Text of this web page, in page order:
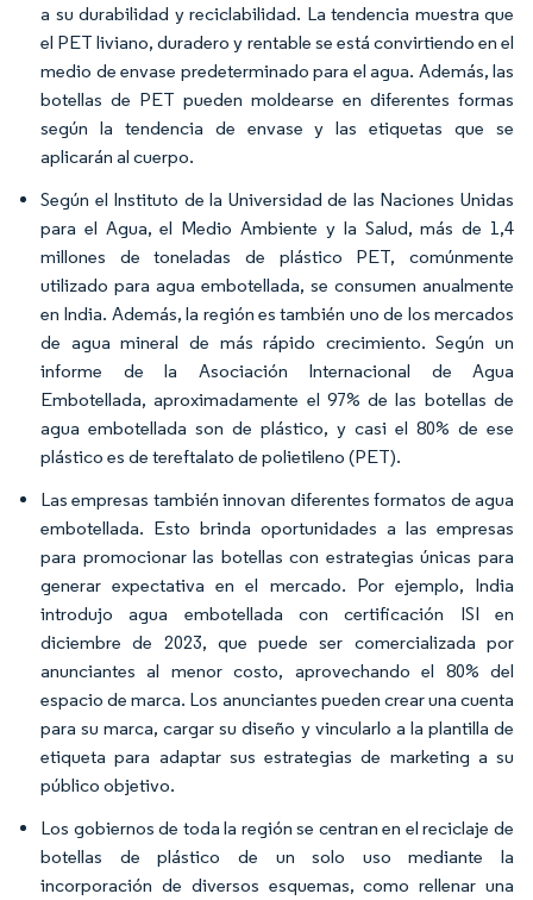
a su durabilidad y reciclabilidad. La tendencia muestra que
el PET liviano, duradero y rentable se está convirtiendo en el
medio de envase predeterminado para el agua. Además, las
botellas de PET pueden moldearse en diferentes formas
según la tendencia de envase y las etiquetas que se
aplicarán al cuerpo.
Según el Instituto de la Universidad de las Naciones Unidas
para el Agua, el Medio Ambiente y la Salud, más de 1,4
millones de toneladas de plástico PET, comúnmente
utilizado para agua embotellada, se consumen anualmente
en India. Además, la región es también uno de los mercados
de agua mineral de más rápido crecimiento. Según un
informe de la Asociación Internacional de Agua
Embotellada, aproximadamente el 97% de las botellas de
agua embotellada son de plástico, y casi el 80% de ese
plástico es de tereftalato de polietileno (PET).
Las empresas también innovan diferentes formatos de agua
embotellada. Esto brinda oportunidades a las empresas
para promocionar las botellas con estrategias únicas para
generar expectativa en el mercado. Por ejemplo, India
introdujo agua embotellada con certificación ISI en
diciembre de 2023, que puede ser comercializada por
anunciantes al menor costo, aprovechando el 80% del
espacio de marca. Los anunciantes pueden crear una cuenta
para su marca, cargar su diseño y vincularlo a la plantilla de
etiqueta para adaptar sus estrategias de marketing a su
público objetivo.
Los gobiernos de toda la región se centran en el reciclaje de
botellas de plástico de un solo uso mediante la
incorporación de diversos esquemas, como rellenar una